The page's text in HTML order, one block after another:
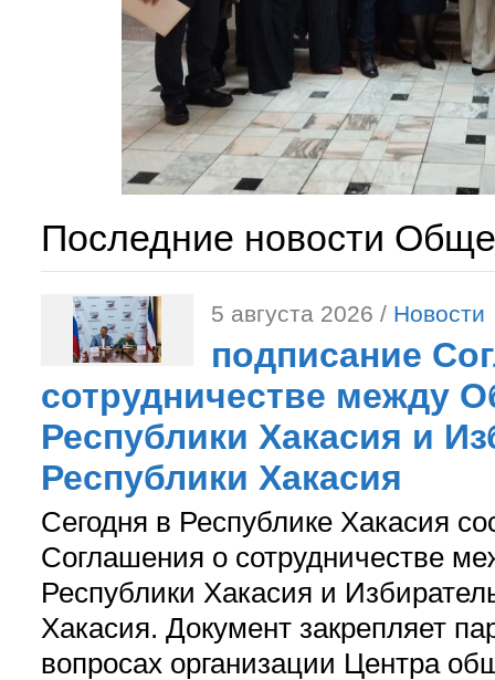
Последние новости
5 августа 2026 / Новости
подписание
сотрудничестве между
Республики Хакасия и
Республики Хакасия
Сегодня в Республике Хакасия
Соглашения о сотрудничестве
Республики Хакасия и
Хакасия. Документ закрепляет
вопросах организации Центра